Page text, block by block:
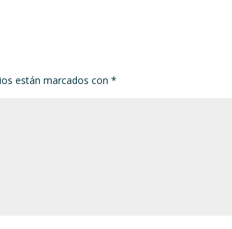
están marcados con*